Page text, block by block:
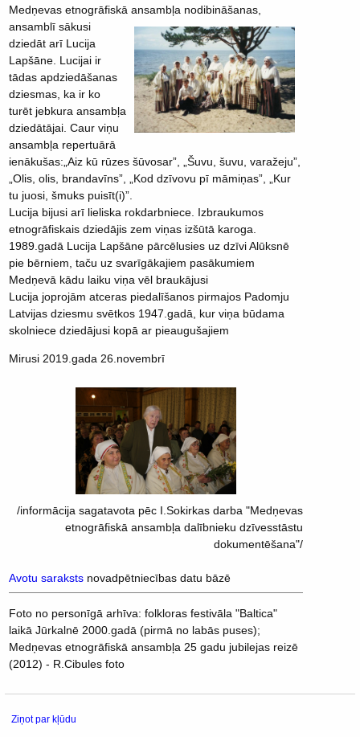
Medņevas etnogrāfiskā ansambļa nodibināšanas,
ansamblī sākusi
dziedāt arī Lucija
Lapšāne. Lucijai ir
tādas apdziedāšanas
dziesmas, ka ir ko
turēt jebkura ansambļa
dziedātājai. Caur viņu
ansambļa repertuārā
ienākušas:„Aiz kū rūzes šūvosar”, „Šuvu, šuvu, varažeju”,
„Olis, olis, brandavīns”, „Kod dzīvovu pī māmiņas”, „Kur
tu juosi, šmuks puisīt(i)”.
Lucija bijusi arī lieliska rokdarbniece. Izbraukumos
etnogrāfiskais dziedājis zem viņas izšūtā karoga.
1989.gadā Lucija Lapšāne pārcēlusies uz dzīvi Alūksnē
pie bērniem, taču uz svarīgākajiem pasākumiem
Medņevā kādu laiku viņa vēl braukājusi
Lucija joprojām atceras piedalīšanos pirmajos Padomju
Latvijas dziesmu svētkos 1947.gadā, kur viņa būdama
skolniece dziedājusi kopā ar pieaugušajiem
Mirusi 2019.gada 26.novembrī
/informācija sagatavota pēc I.Sokirkas darba "Medņevas
etnogrāfiskā ansambļa dalībnieku dzīvesstāstu
dokumentēšana"/
Avotu saraksts novadpētniecības datu bāzē
Foto no personīgā arhīva: folkloras festivāla "Baltica"
laikā Jūrkalnē 2000.gadā (pirmā no labās puses);
Medņevas etnogrāfiskā ansambļa 25 gadu jubilejas reizē
(2012) - R.Cibules foto
Ziņot par kļūdu